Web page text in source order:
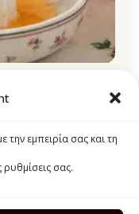
την εμπειρία σας και τη
ρυθμίσεις σας.
Lisa Isabelle